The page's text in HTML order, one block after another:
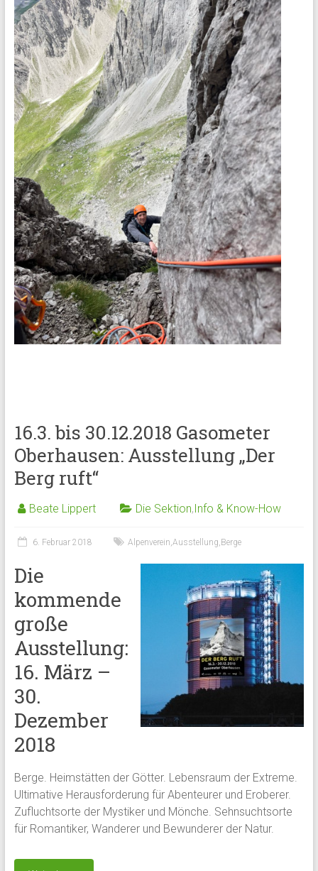
16.3. bis 30.12.2018 Gasometer
Oberhausen: Ausstellung „Der
Berg ruft“
Beate Lippert Die Sektion, Info & Know-How
6. Februar 2018 Alpenverein,Ausstellung, Berge
Die
kommende
große
Ausstellung:
16. März –
30.
Dezember
2018
Berge. Heimstätten der Götter. Lebensraum der Extreme.
Ultimative Herausforderung für Abenteurer und Eroberer.
Zufluchtsorte der Mystiker und Mönche. Sehnsuchtsorte
für Romantiker, Wanderer und Bewunderer der Natur.